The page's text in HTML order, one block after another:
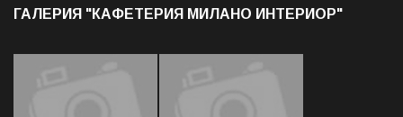
ГАЛЕРИЯ "КАФЕТЕРИЯ МИЛАНО ИНТЕРИОР"